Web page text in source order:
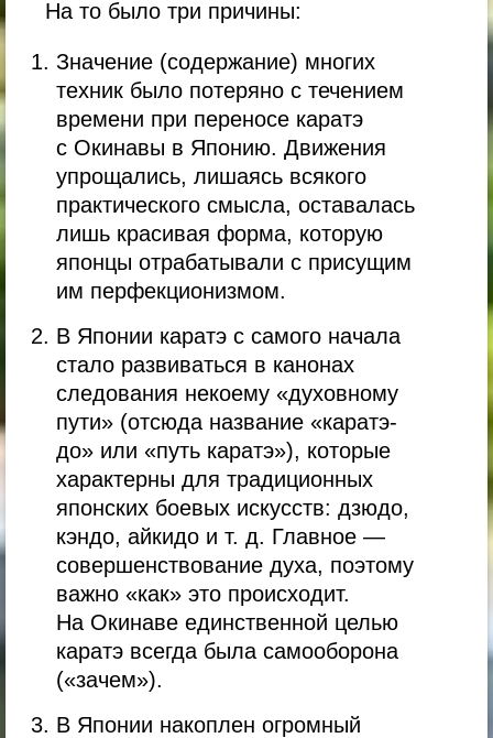
На то было три причины:
Значение (содержание) многих
техник было потеряно с течением
времени при переносе каратэ
с Окинавы в Японию. Движения
упрощались, лишаясь всякого
практического смысла, оставалась
лишь красивая форма, которую
японцы отрабатывали с присущим
им перфекционизмом.
В Японии каратэ с самого начала
стало развиваться в канонах
следования некоему «духовному
пути» (отсюда название «каратэ-
до» или «путь каратэ»), которые
характерны для традиционных
японских боевых искусств: дзюдо,
кэндо, айкидо и т. д. Главное —
совершенствование духа, поэтому
важно «как» это происходит.
На Окинаве единственной целью
каратэ всегда была самооборона
(«зачем»).
В Японии накоплен огромный